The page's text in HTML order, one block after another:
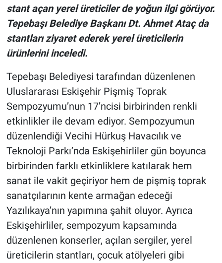
stant açan yerel üreticiler de yoğun ilgi görüyor.
Tepebaşı Belediye Başkanı Dt. Ahmet Ataç da
stantları ziyaret ederek yerel üreticilerin
ürünlerini inceledi.
Tepebaşı Belediyesi tarafından düzenlenen
Uluslararası Eskişehir Pişmiş Toprak
Sempozyumu’nun 17’ncisi birbirinden renkli
etkinlikler ile devam ediyor. Sempozyumun
düzenlendiği Vecihi Hürkuş Havacılık ve
Teknoloji Parkı’nda Eskişehirliler gün boyunca
birbirinden farklı etkinliklere katılarak hem
sanat ile vakit geçiriyor hem de pişmiş toprak
sanatçılarının kente armağan edeceği
Yazılıkaya’nın yapımına şahit oluyor. Ayrıca
Eskişehirliler, sempozyum kapsamında
düzenlenen konserler, açılan sergiler, yerel
üreticilerin stantları, çocuk atölyeleri gibi